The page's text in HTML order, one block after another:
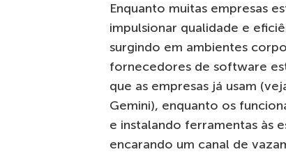
Enquanto muitas empresas
impulsionar qualidade e
surgindo em ambientes
fornecedores de software
que as empresas já usam
Gemini), enquanto os
e instalando ferramentas às
encarando um canal de